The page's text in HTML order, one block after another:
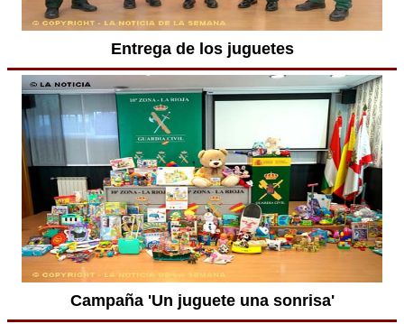
Entrega de los juguetes
Campaña 'Un juguete una sonrisa'